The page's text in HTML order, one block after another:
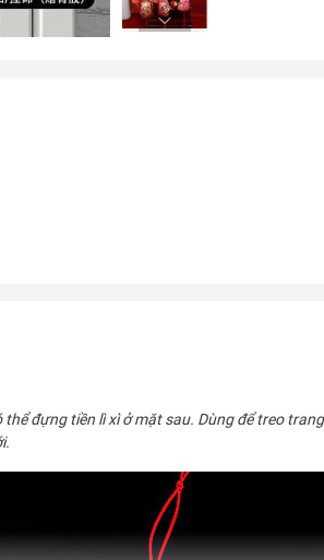
đựng tiền lì xì ở mặt sau. Dùng để treo